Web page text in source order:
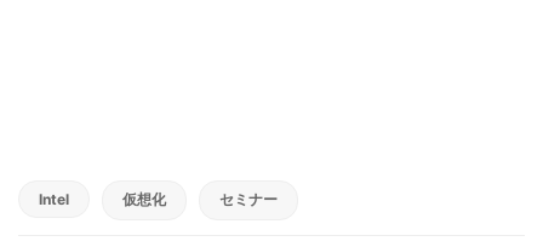
Intel 仮想化 セミナー